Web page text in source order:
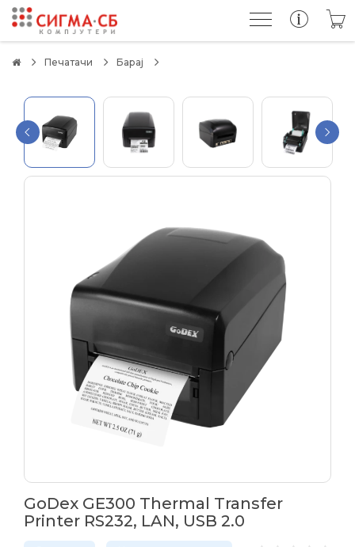
Печатачи Барај
GoDex GE300 Thermal Transfer
Printer RS232, LAN, USB 2.0